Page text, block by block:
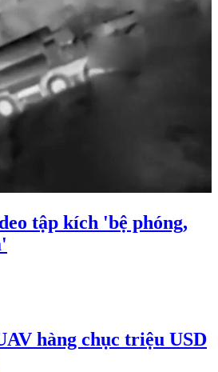
tập kích 'bệ phóng,
hàng chục triệu USD